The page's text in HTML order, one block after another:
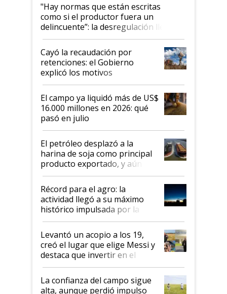
"Hay normas que están escritas
como si el productor fuera un
delincuente”: la desregulación llegó
al Congreso Aapresid y hasta se
habló del financiamiento al IPCVA
Cayó la recaudación por
retenciones: el Gobierno
explicó los motivos
El campo ya liquidó más de US$
16.000 millones en 2026: qué
pasó en julio
El petróleo desplazó a la
harina de soja como principal
producto exportado, y aún así
el agro aportó casi seis de cada
diez dólares y sostuvo el
liderazgo en un semestre
récord
Récord para el agro: la
actividad llegó a su máximo
histórico impulsada por la
cosecha y las exportaciones
Levantó un acopio a los 19,
creó el lugar que elige Messi y
destaca que invertir en el
kirchnerismo era como "darle
plata a un hijo para droga":
Juan Félix Rossetti, el libertario
La confianza del campo sigue
alta, aunque perdió impulso